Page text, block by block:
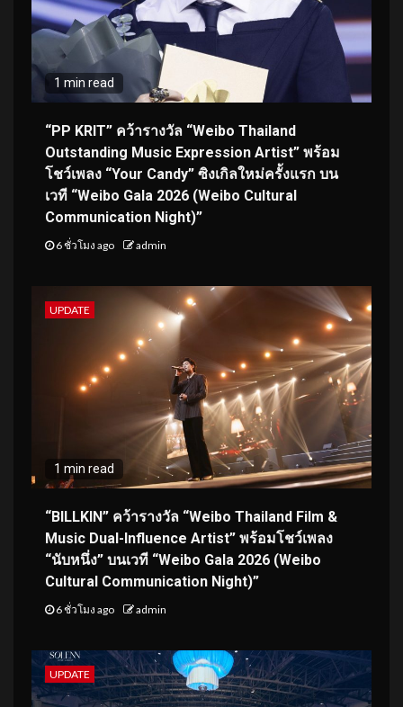
1 min read
“PP KRIT” คว้ารางวัล “Weibo Thailand
Outstanding Music Expression Artist” พร้อม
โชว์เพลง “Your Candy” ซิงเกิลใหม่ครั้งแรก บน
เวที “Weibo Gala 2026 (Weibo Cultural
Communication Night)”
6 ชั่วโมง ago admin
UPDATE
1 min read
“BILLKIN” คว้ารางวัล “Weibo Thailand Film &
Music Dual-Influence Artist” พร้อมโชว์เพลง
“นับหนึ่ง” บนเวที “Weibo Gala 2026 (Weibo
Cultural Communication Night)”
6 ชั่วโมง ago admin
UPDATE